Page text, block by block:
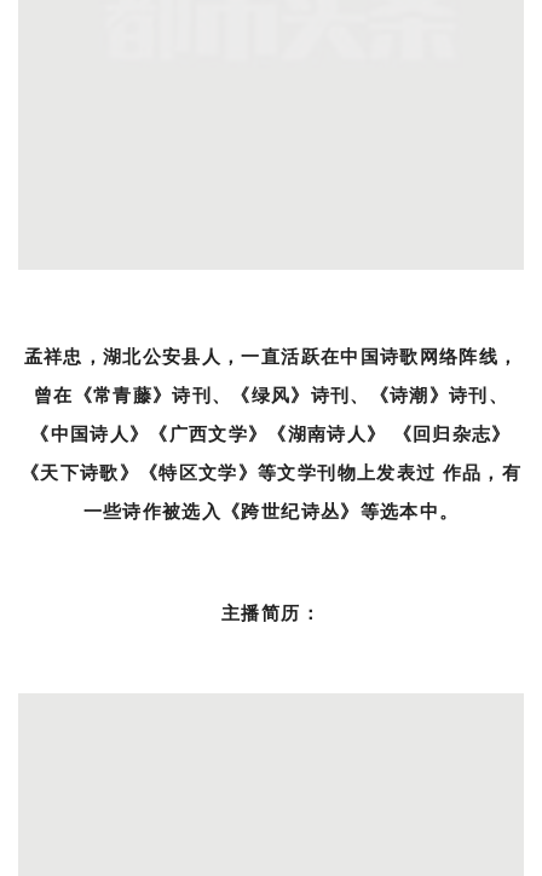
孟祥忠，湖北公安县人，一直活跃在中国诗歌网络阵线，
曾在《常青藤》诗刊、《绿风》诗刊、《诗潮》诗刊、
《中国诗人》《广西文学》《湖南诗人》 《回归杂志》
《天下诗歌》《特区文学》等文学刊物上发表过 作品，有
一些诗作被选入《跨世纪诗丛》等选本中。
主播简历：